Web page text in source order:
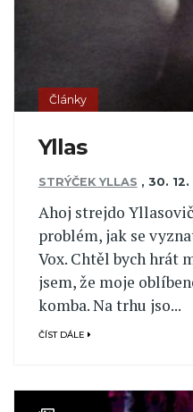
Články
Yllas
STRÝČEK YLLAS , 30. 12.
Ahoj strejdo
problém, jak se
Vox. Chtěl bych hrát
jsem, že moje
komba. Na trhu jso...
ČÍST DÁLE